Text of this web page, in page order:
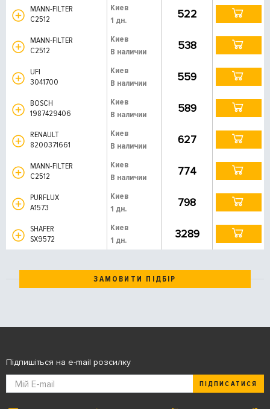
MANN-FILTER
C2512
Киев
1 дн.
522
MANN-FILTER
C2512
Киев
В наличии
538
UFI
3041700
Киев
В наличии
559
BOSCH
1987429406
Киев
В наличии
589
RENAULT
8200371661
Киев
В наличии
627
MANN-FILTER
C2512
Киев
В наличии
774
PURFLUX
A1573
Киев
1 дн.
798
SHAFER
SX9572
Киев
1 дн.
3289
ЗАМОВИТИ ПІДБІР
Підпишіться на e-mail розсилку
ПІДПИСАТИСЯ